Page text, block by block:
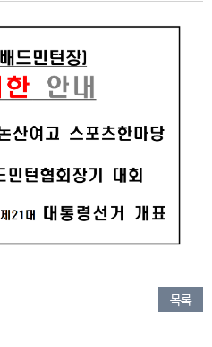
목록